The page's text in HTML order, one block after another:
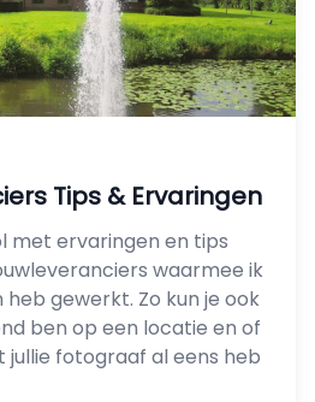
Tips & Ervaringen
met ervaringen en tips
waarmee ik
gewerkt. Zo kun je ook
ben op een locatie en of
jullie fotograaf al eens heb